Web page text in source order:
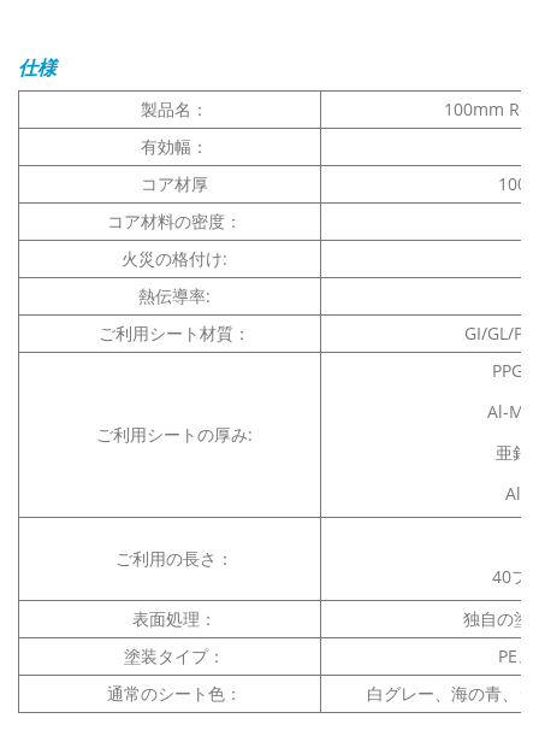
仕様
製品名：
100mm
有効幅：
コア材厚
コア材料の密度：
火災の格付け:
熱伝導率:
ご利用シート材質：
GI/GL/
ご利用シートの厚み:
Al-
亜鉛
ご利用の長さ：
40フ
表面処理：
独自の塗
塗装タイプ：
PE
通常のシート色：
白グレー、海の青、